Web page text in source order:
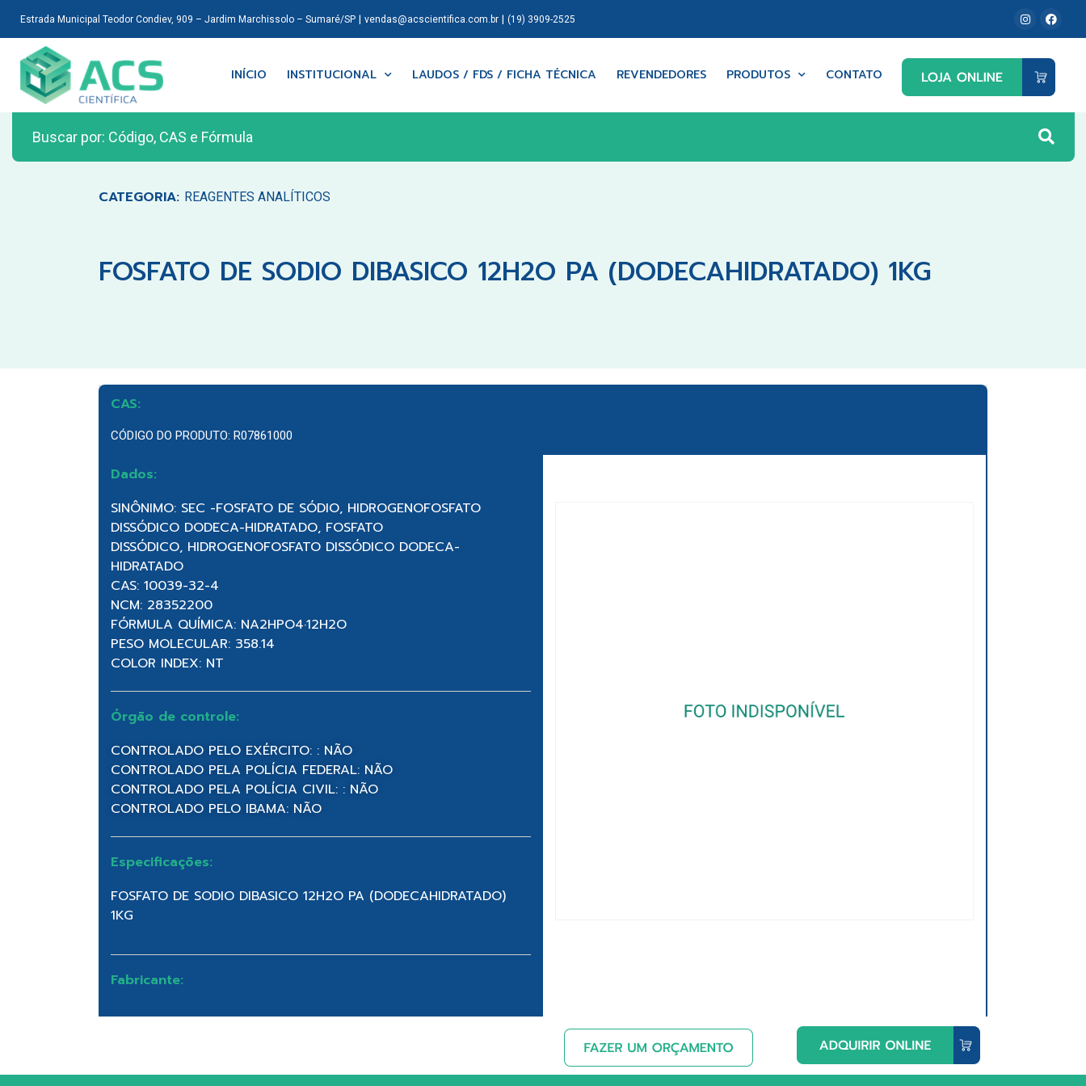
Estrada Municipal Teodor Condiev, 909 – Jardim Marchissolo – Sumaré/SP| vendas@acscientifica.com.br| (19) 3909-2525
INÍCIO INSTITUCIONAL LAUDOS / FDS / FICHA TÉCNICA REVENDEDORES PRODUTOS CONTATO
CATEGORIA: REAGENTES ANALÍTICOS
FOSFATO DE SODIO DIBASICO 12H2O PA (DODECAHIDRATADO) 1KG
CAS:
CÓDIGO DO PRODUTO: R07861000
Dados:
SINÔNIMO: SEC -FOSFATO DE SÓDIO, HIDROGENOFOSFATO
DISSÓDICO DODECA-HIDRATADO, FOSFATO
DISSÓDICO, HIDROGENOFOSFATO DISSÓDICO DODECA-
HIDRATADO
CAS: 10039-32-4
NCM: 28352200
FÓRMULA QUÍMICA: NA2HPO4·12H2O
PESO MOLECULAR: 358.14
COLOR INDEX: NT
Órgão de controle:
CONTROLADO PELO EXÉRCITO: : NÃO
CONTROLADO PELA POLÍCIA FEDERAL: NÃO
CONTROLADO PELA POLÍCIA CIVIL: : NÃO
CONTROLADO PELO IBAMA: NÃO
Especificações:
FOSFATO DE SODIO DIBASICO 12H2O PA (DODECAHIDRATADO)
1KG
Fabricante: